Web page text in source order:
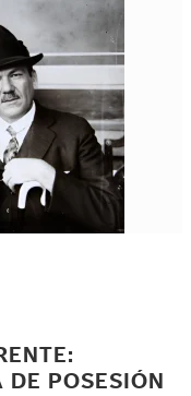
POSESIÓN